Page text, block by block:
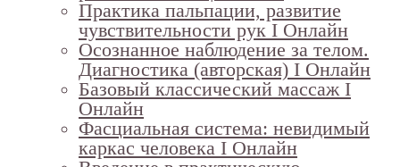
Практика пальпации, развитие
чувствительности рук I Онлайн
Осознанное наблюдение за телом.
Диагностика (авторская) I Онлайн
Базовый классический массаж I
Онлайн
Фасциальная система: невидимый
каркас человека I Онлайн